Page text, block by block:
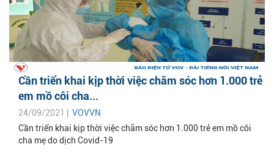
Cần triển khai kịp thời việc chăm sóc hơn 1.000 trẻ
em mồ côi cha...
24/09/2021 | VOVVN
Cần triển khai kịp thời việc chăm sóc hơn 1.000 trẻ em mồ côi
cha mẹ do dịch Covid-19